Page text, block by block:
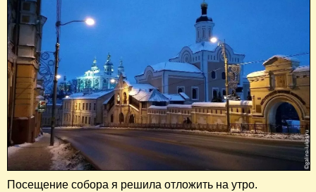
Посещение собора я решила отложить на утро.